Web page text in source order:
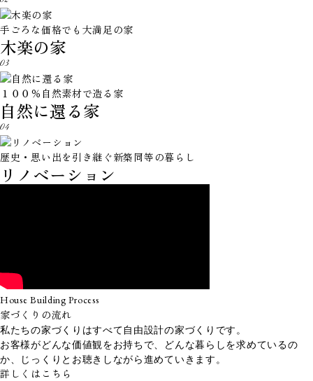
手ごろな価格でも大満足の家
木楽の家
03
１００％自然素材で造る家
自然に還る家
04
歴史・思い出を引き継ぐ新築同等の暮らし
リノベーション
House Building Process
家づくりの流れ
私たちの家づくりはすべて自由設計の家づくりです。
お客様がどんな価値観をお持ちで、どんな暮らしを求めているの
か、じっくりとお聴きしながら進めていきます。
詳しくはこちら